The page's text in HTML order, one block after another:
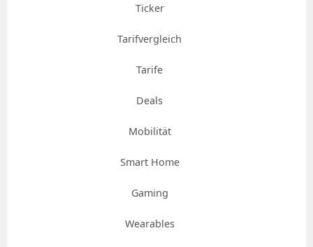
Ticker
Tarifvergleich
Tarife
Deals
Mobilität
Smart Home
Gaming
Wearables